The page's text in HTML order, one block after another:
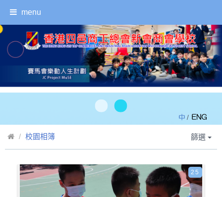
menu
/
校園相簿 篩選
25